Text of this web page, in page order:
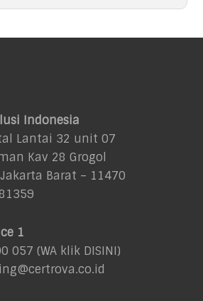
Indonesia
Lantai 32 unit 07
Kav 28 Grogol
Barat – 11470
1
057 (WA klik DISINI)